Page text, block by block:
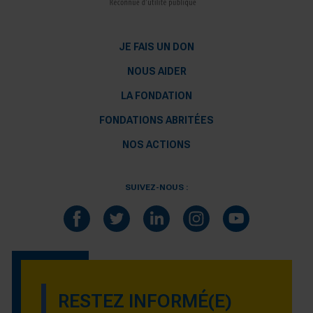
JE FAIS UN DON
NOUS AIDER
LA FONDATION
FONDATIONS ABRITÉES
NOS ACTIONS
SUIVEZ-NOUS :
RESTEZ INFORMÉ(E)